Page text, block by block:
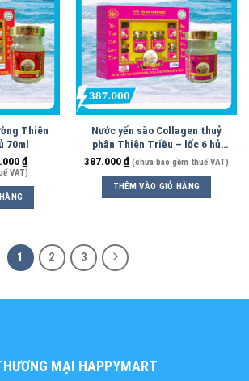
Thiên
70ml
₫
VAT)
Nước yến sào Collagen thuỷ
phân Thiên Triều – lốc 6 hủ
70ml
387.000₫ (chưa bao gồm thuế VAT)
THÊM VÀO GIỎ HÀNG
1 2 3
MẠI HAPPYMART